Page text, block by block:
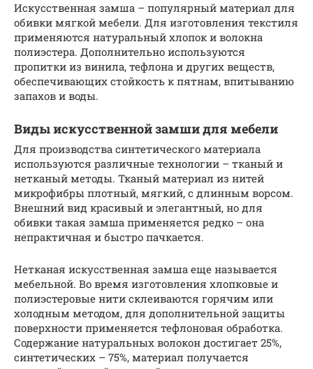
Искусственная замша – популярный материал для
обивки мягкой мебели. Для изготовления текстиля
применяются натуральный хлопок и волокна
полиэстера. Дополнительно используются
пропитки из винила, тефлона и других веществ,
обеспечивающих стойкость к пятнам, впитыванию
запахов и воды.
Виды искусственной замши для мебели
Для производства синтетического материала
используются различные технологии – тканый и
нетканый методы. Тканый материал из нитей
микрофибры плотный, мягкий, с длинным ворсом.
Внешний вид красивый и элегантный, но для
обивки такая замша применяется редко – она
непрактичная и быстро пачкается.
Нетканая искусственная замша еще называется
мебельной. Во время изготовления хлопковые и
полиэстеровые нити склеиваются горячим или
холодным методом, для дополнительной защиты
поверхности применяется тефлоновая обработка.
Содержание натуральных волокон достигает 25%,
синтетических – 75%, материал получается